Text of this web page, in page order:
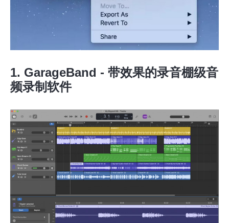
第2步。
第 3 步。
1. GarageBand - 带效果的录音棚级音
频录制软件